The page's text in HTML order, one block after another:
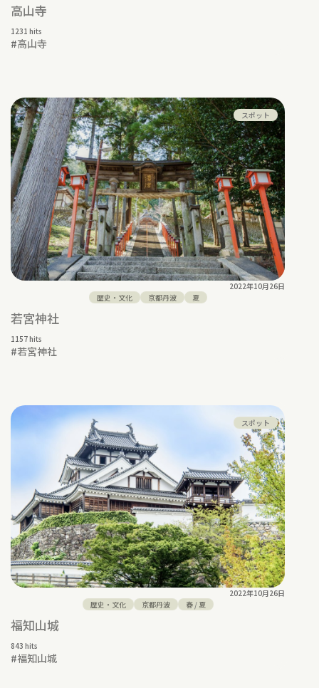
高山寺
1231 hits
#高山寺
スポット
2022年10月26日
歴史・文化
京都丹波 夏
若宮神社
1157 hits
#若宮神社
スポット
2022年10月26日
歴史・文化
京都丹波 春/ 夏
福知山城
843 hits
#福知山城